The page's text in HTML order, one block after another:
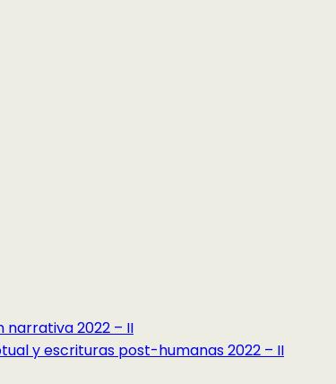
2022 – II
y escrituras post-humanas 2022 – II